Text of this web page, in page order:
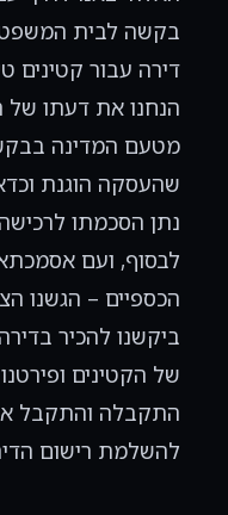
בקשה לבית המשפט
דירה עבור קטינים
הנחנו את דעתו של
מטעם המדינה
שהעסקה הוגנת
נתן הסכמתו
לבסוף, ועם
הכספיים – הגשנו
ביקשנו להכיר
של הקטינים
התקבלה והתקבל
להשלמת רישום